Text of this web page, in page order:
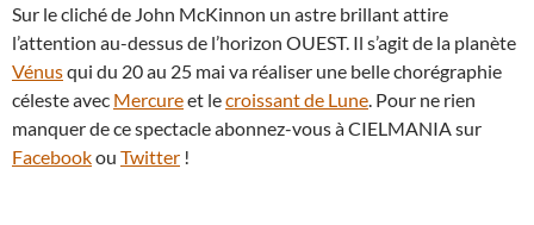
Sur le cliché de John McKinnon un astre brillant attire
l’attention au-dessus de l’horizon OUEST. Il s’agit de la planète
Vénusqui du 20 au 25 mai va réaliser une belle chorégraphie
céleste avec Mercureet lecroissant de Lune . Pour ne rien
manquer de ce spectacle abonnez-vous à CIELMANIA sur
Facebookou Twitter !